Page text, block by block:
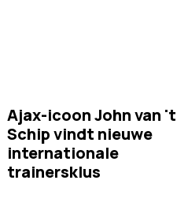
Ajax-icoon John van 't
Schip vindt nieuwe
internationale
trainersklus